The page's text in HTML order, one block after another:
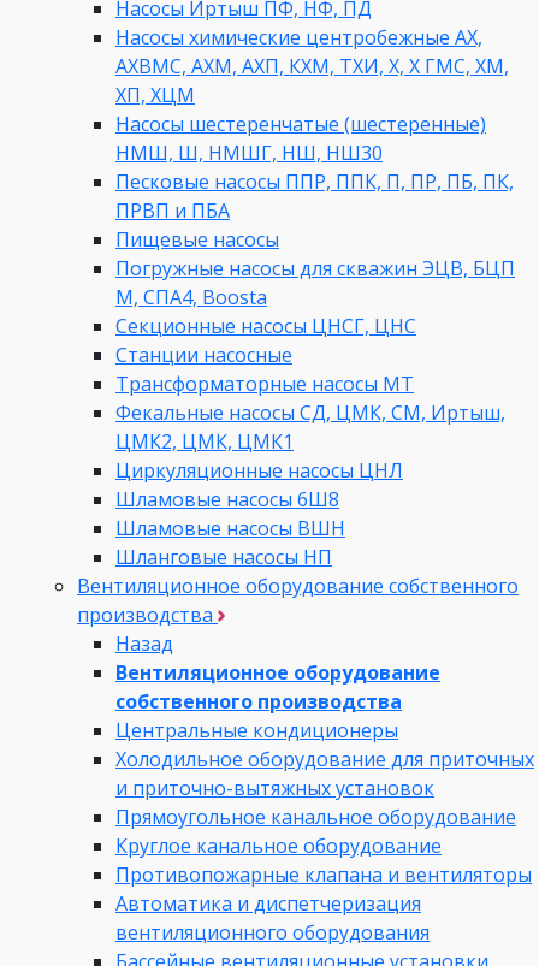
Насосы Иртыш ПФ, НФ, ПД
Насосы химические центробежные АХ,
АХВМС, АХМ, АХП, КХМ, ТХИ, Х, Х ГМС, ХМ,
ХП, ХЦМ
Насосы шестеренчатые (шестеренные)
НМШ, Ш, НМШГ, НШ, НШ30
Песковые насосы ППР, ППК, П, ПР, ПБ, ПК,
ПРВП и ПБА
Пищевые насосы
Погружные насосы для скважин ЭЦВ, БЦП
М, СПА4, Boosta
Секционные насосы ЦНСГ, ЦНС
Станции насосные
Трансформаторные насосы МТ
Фекальные насосы СД, ЦМК, СМ, Иртыш,
ЦМК2, ЦМК, ЦМК1
Циркуляционные насосы ЦНЛ
Шламовые насосы 6Ш8
Шламовые насосы ВШН
Шланговые насосы НП
Вентиляционное оборудование собственного
производства
Назад
Вентиляционное оборудование
собственного производства
Центральные кондиционеры
Холодильное оборудование для приточных
и приточно-вытяжных установок
Прямоугольное канальное оборудование
Круглое канальное оборудование
Противопожарные клапана и вентиляторы
Автоматика и диспетчеризация
вентиляционного оборудования